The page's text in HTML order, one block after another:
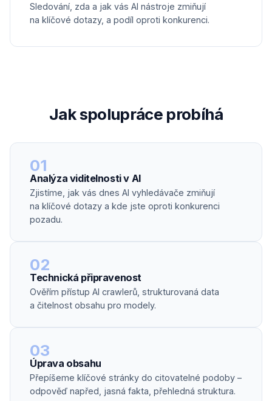
Sledování, zda a jak vás AI nástroje zmiňují
na klíčové dotazy, a podíl oproti konkurenci.
Jak spolupráce probíhá
01
Analýza viditelnosti v AI
Zjistíme, jak vás dnes AI vyhledávače zmiňují
na klíčové dotazy a kde jste oproti konkurenci
pozadu.
02
Technická připravenost
Ověřím přístup AI crawlerů, strukturovaná data
a čitelnost obsahu pro modely.
03
Úprava obsahu
Přepíšeme klíčové stránky do citovatelné podoby –
odpověď napřed, jasná fakta, přehledná struktura.